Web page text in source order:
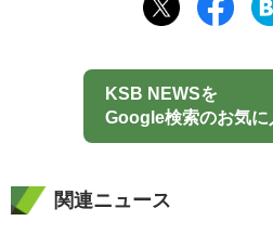
KSB NEWSを
Google検索のお気に
関連ニュース